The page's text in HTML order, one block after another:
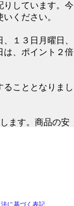
りしています。今
ください。
１３日月曜日、
は、ポイント２倍
こととなりまし
ます。商品の安
に基づく表記